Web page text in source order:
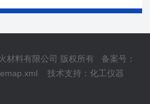
材料有限公司 版权所有 备案号：
技术支持：化工仪器